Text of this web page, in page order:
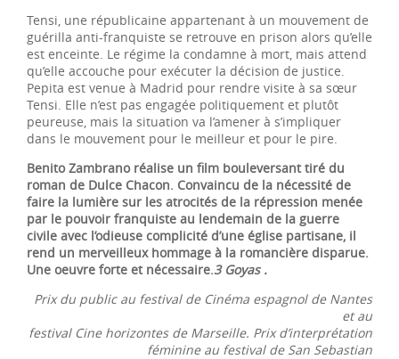
Tensi, une républicaine appartenant à un mouvement de
guérilla anti-franquiste se retrouve en prison alors qu’elle
est enceinte. Le régime la condamne à mort, mais attend
qu’elle accouche pour exécuter la décision de justice.
Pepita est venue à Madrid pour rendre visite à sa sœur
Tensi. Elle n’est pas engagée politiquement et plutôt
peureuse, mais la situation va l’amener à s’impliquer
dans le mouvement pour le meilleur et pour le pire.
Benito Zambrano réalise un film bouleversant tiré du
roman de Dulce Chacon. Convaincu de la nécessité de
faire la lumière sur les atrocités de la répression menée
par le pouvoir franquiste au lendemain de la guerre
civile avec l’odieuse complicité d’une église partisane, il
rend un merveilleux hommage à la romancière disparue.
Une oeuvre forte et nécessaire.3 Goyas .
Prix du public au festival de Cinéma espagnol de Nantes
et au
festival Cine horizontes de Marseille. Prix d’interprétation
féminine au festival de San Sebastian